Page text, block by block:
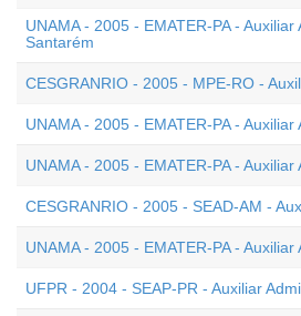
UNAMA - 2005 - EMATER-PA - Auxiliar
Santarém
CESGRANRIO - 2005 - MPE-RO -
UNAMA - 2005 - EMATER-PA -
UNAMA - 2005 - EMATER-PA -
CESGRANRIO - 2005 - SEAD-AM -
UNAMA - 2005 - EMATER-PA -
UFPR - 2004 - SEAP-PR - Auxiliar